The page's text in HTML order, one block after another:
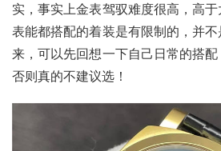
实，事实上金表驾驭难度很高，高
表能都搭配的着装是有限制的，并
来，可以先回想一下自己日常的搭配
否则真的不建议选！